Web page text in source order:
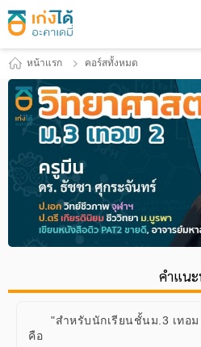
หน้าแรก คอร์สทั้งหมด
คำแน
"สำหรับนักเรียนชั้นม.3 เทอ
คือ